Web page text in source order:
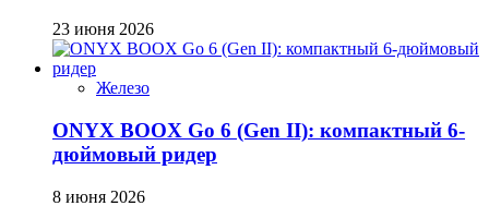
23 июня 2026
Железо
ONYX BOOX Go 6 (Gen II): компактный 6-
дюймовый ридер
8 июня 2026